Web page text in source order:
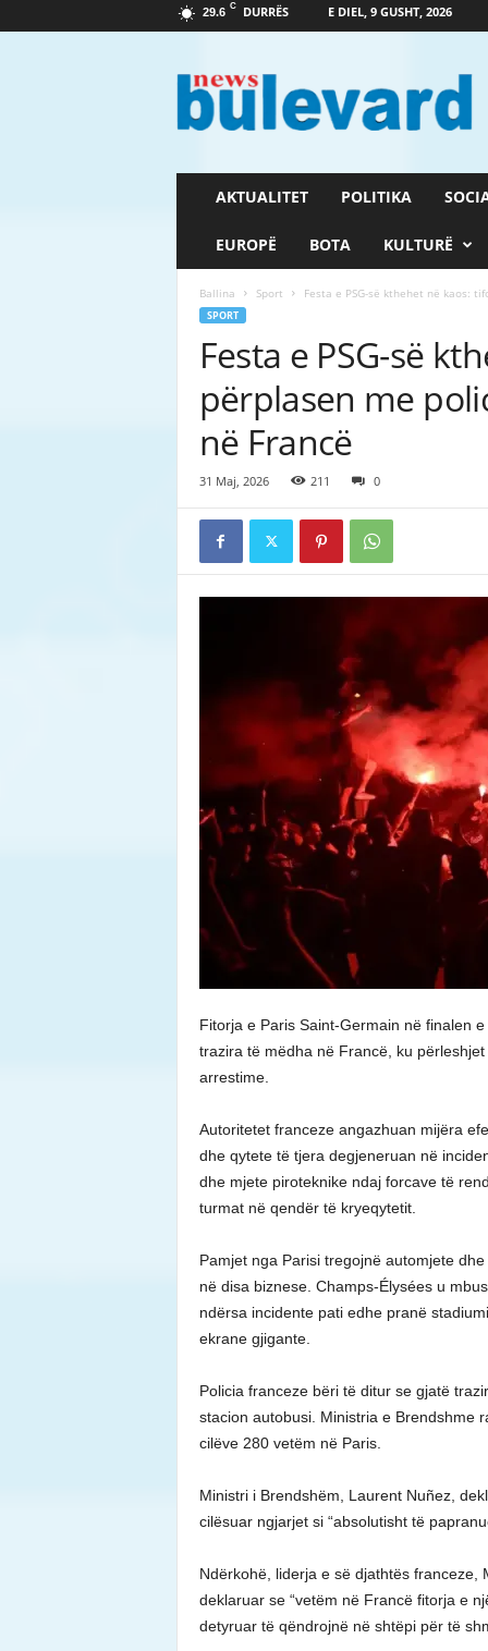
29.6 C DURRËS E DIEL, 9 GUSHT, 2026
a
AKTUALITET POLITIKA
EUROPË BOTA KULTURË
Ballina Sport Festa e PSG-së kthehet në kaos:
SPORT
Festa e PSG-së
përplasen me
në Francë
31 Maj, 2026 211 0
Fitorja e Paris Saint-Germain në finalen
trazira të mëdha në Francë, ku
arrestime.
Autoritetet franceze angazhuan mijëra
dhe qytete të tjera degjeneruan në
dhe mjete piroteknike ndaj forcave të
turmat në qendër të kryeqytetit.
Pamjet nga Parisi tregojnë automjete
në disa biznese. Champs-Élysées u
ndërsa incidente pati edhe pranë
ekrane gjigante.
Policia franceze bëri të ditur se gjatë
stacion autobusi. Ministria e Brendshme
cilëve 280 vetëm në Paris.
Ministri i Brendshëm, Laurent Nuñez,
cilësuar ngjarjet si “absolutisht të
Ndërkohë, liderja e së djathtës
deklaruar se “vetëm në Francë fitorja e
detyruar të qëndrojnë në shtëpi për të